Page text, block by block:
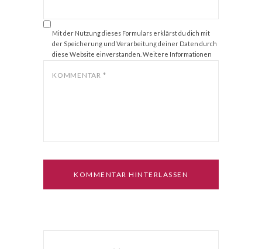
Mit der Nutzung dieses Formulars erklärst du dich mit
der Speicherung und Verarbeitung deiner Daten durch
diese Website einverstanden. Weitere Informationen
*KOMMENTAR *